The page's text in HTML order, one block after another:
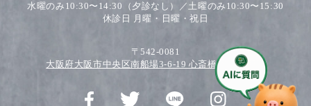
水曜のみ10:30〜14:30（夕診なし）／土曜のみ10:30〜15:30
休診日 月曜・日曜・祝日
〒542-0081
大阪府大阪市中央区南船場3-6-19 心斎橋ワダビル2F